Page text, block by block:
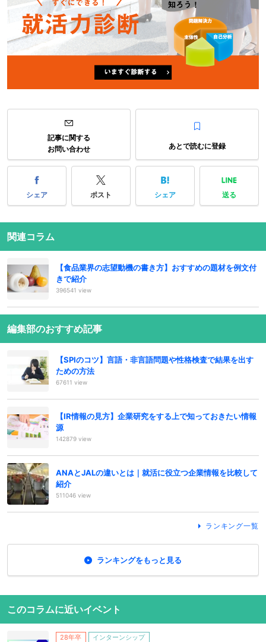
記事に関する
お問い合わせ
あとで読むに登録
シェア ポスト シェア 送る
関連コラム
【食品業界の志望動機の書き方】おすすめの題材を例文付
きで紹介
396541 view
編集部のおすすめ記事
【SPIのコツ】言語・非言語問題や性格検査で結果を出す
ための方法
67611 view
【IR情報の見方】企業研究をする上で知っておきたい情報
源
142879 view
ANAとJALの違いとは｜就活に役立つ企業情報を比較して
紹介
511046 view
ランキング一覧
ランキングをもっと見る
このコラムに近いイベント
28年卒 インターンシップ